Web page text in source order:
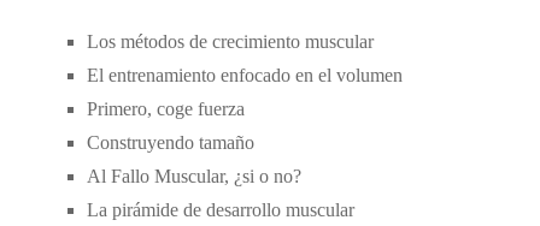
Los métodos de crecimiento muscular
El entrenamiento enfocado en el volumen
Primero, coge fuerza
Construyendo tamaño
Al Fallo Muscular, ¿si o no?
La pirámide de desarrollo muscular